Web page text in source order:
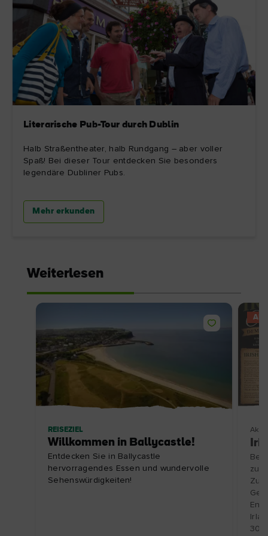
Literarische Pub-Tour durch Dublin
Halb Straßentheater, halb Rundgang – aber voller
Spaß! Bei dieser Tour entdecken Sie besonders
legendäre Dubliner Pubs.
Mehr erkunden
Weiterlesen
REISEZIEL
Willkommen in Ballycastle!
Entdecken Sie in Ballycastle
hervorragendes Essen und wundervolle
Sehenswürdigkeiten!
zu